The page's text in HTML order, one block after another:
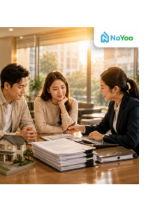
ละเอียดโครงการอะไรบ้าง ไปดูพร้อม ๆ กันเลยครับ อั